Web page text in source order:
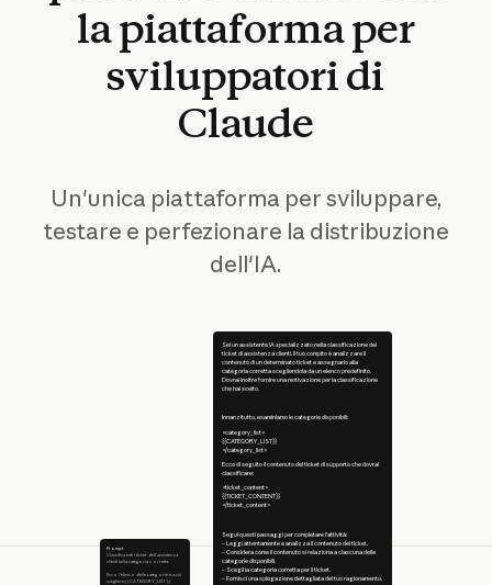
lapiattaformaper
sviluppatoridi
Claude
Un'unica piattaforma per sviluppare,
testare e perfezionare la distribuzione
dell'IA.
Prompt
Classifica tutti i ticket dell'assistenza
clienti nella categoria corretta.
Ecco l'elenco delle categorie tra cui
scegliere:{{CATEGORY_LIST}}
Sei un assistente IA specializzato nella classificazione dei
ticket di assistenza clienti. Il tuo compito è analizzare il
contenuto di un determinato ticket e assegnarlo alla
categoria corretta scegliendola da un elenco predefinito.
Dovrai inoltre fornire una motivazione per la classificazione
che hai scelto.
Innanzitutto, esaminiamo le categorie disponibili:
<category_list>
{{CATEGORY_LIST}}
</category_list>
Ecco di seguito il contenuto del ticket di supporto che dovrai
classificare:
<ticket_content>
{{TICKET_CONTENT}}
</ticket_content>
Segui questi passaggi per completare l'attività:
– Leggi attentamente e analizza il contenuto del ticket.
– Considera come il contenuto si relaziona a ciascuna delle
categorie disponibili.
– Scegli la categoria corretta per il ticket.
– Fornisci una spiegazione dettagliata del tuo ragionamento.